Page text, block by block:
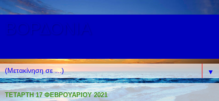
ΒΟΡΔΟΝΙΑ
▼
ΤΕΤΆΡΤΗ 17 ΦΕΒΡΟΥΑΡΊΟΥ 2021